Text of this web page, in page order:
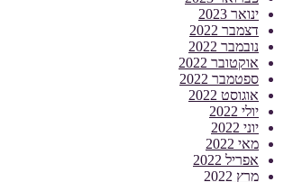
ינואר 2023
דצמבר 2022
נובמבר 2022
אוקטובר 2022
ספטמבר 2022
אוגוסט 2022
יולי 2022
יוני 2022
מאי 2022
אפריל 2022
מרץ 2022